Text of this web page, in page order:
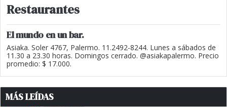
Restaurantes
El mundo en un bar.
Asiaka. Soler 4767, Palermo. 11.2492-8244. Lunes a sábados de
11.30 a 23.30 horas. Domingos cerrado. @asiakapalermo. Precio
promedio: $ 17.000.
MÁS LEÍDAS